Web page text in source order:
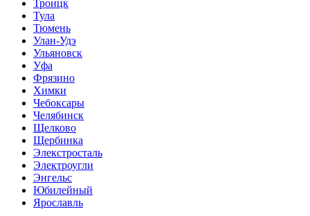
Троицк
Тула
Тюмень
Улан-Удэ
Ульяновск
Уфа
Фрязино
Химки
Чебоксары
Челябинск
Щелково
Щербинка
Элекстросталь
Электроугли
Энгельс
Юбилейный
Ярославль